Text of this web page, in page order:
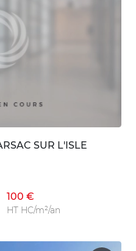
SUR L'ISLE
100 €
HT HC/m²/an